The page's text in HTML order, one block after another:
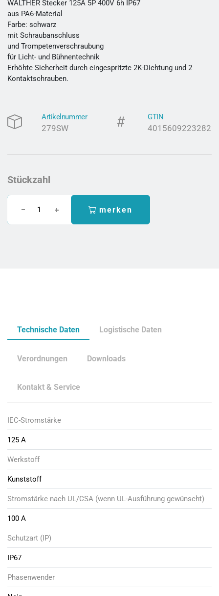
WALTHER Stecker 125A 5P 400V 6h IP67
aus PA6-Material
Farbe: schwarz
mit Schraubanschluss
und Trompetenverschraubung
für Licht- und Bühnentechnik
Erhöhte Sicherheit durch eingespritzte 2K-Dichtung und 2
Kontaktschrauben.
Artikelnummer
279SW
GTIN
4015609223282
Stückzahl
merken
Technische Daten Logistische Daten
Verordnungen Downloads
Kontakt & Service
IEC-Stromstärke
125 A
Werkstoff
Kunststoff
Stromstärke nach UL/CSA (wenn UL-Ausführung gewünscht)
100 A
Schutzart (IP)
IP67
Phasenwender